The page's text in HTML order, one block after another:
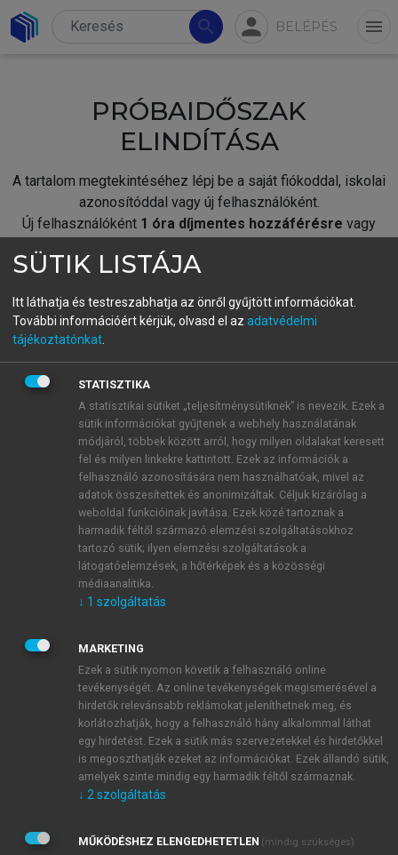
search person BELÉPÉS menu
PRÓBAIDŐSZAK
ELINDÍTÁSA
A tartalom megtekintéséhez lépj be a saját fiókoddal, iskolai
azonosítóddal vagy új felhasználóként.
Új felhasználóként 1 óra díjmentes hozzáférésre vagy
fiókoddal,vagy hozz létre új fiókot.
A regisztráció után apróbaidőszakautomatikusan
BELÉPÉS SAJÁT FIÓKKAL
ÚJ FIÓK LÉTREHOZÁSA
1 óra díjmentes hozzáférés
E-MAIL-CÍM
JELSZÓ
JELSZÓ ÚJRA
Kérek értesítést a MeRSZ újdonságairól, akcióiról.
Kérek értesítést az Akadémiai Kiadó Zrt. újdonságairól,
Adatkezelési tájékoztatóbanfoglaltakat tudomásul
SÜTIK LISTÁJA
Itt láthatja és testreszabhatja az önről gyűjtött információkat.
További információért kérjük, olvasd el az adatvédelmi
tájékoztatónkat
STATISZTIKA
A statisztikai sütiket „teljesítménysütiknek” is nevezik. Ezek a
sütik információkat gyűjtenek a webhely használatának
módjáról, többek között arról, hogy milyen oldalakat keresett
fel és milyen linkekre kattintott. Ezek az információk a
felhasználó azonosítására nem használhatóak, mivel az
adatok összesítettek és anonimizáltak. Céljuk kizárólag a
weboldal funkcióinak javítása. Ezek közé tartoznak a
harmadik féltől származó elemzési szolgáltatásokhoz
tartozó sütik; ilyen elemzési szolgáltatások a
látogatóelemzések, a hőtérképek és a közösségi
médiaanalitika.
↓ 1 szolgáltatás
MARKETING
Ezek a sütik nyomon követik a felhasználó online
tevékenységét. Az online tevékenységek megismerésével a
hirdetők relevánsabb reklámokat jeleníthetnek meg, és
korlátozhatják, hogy a felhasználó hány alkalommal láthat
egy hirdetést. Ezek a sütik más szervezetekkel és hirdetőkkel
is megoszthatják ezeket az információkat. Ezek állandó sütik,
amelyek szinte mindig egy harmadik féltől származnak.
↓ 2 szolgáltatás
MŰKÖDÉSHEZ ELENGEDHETETLEN (mindig szükséges)